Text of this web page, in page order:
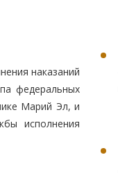
наказаний
федеральных
Марий Эл, и
исполнения